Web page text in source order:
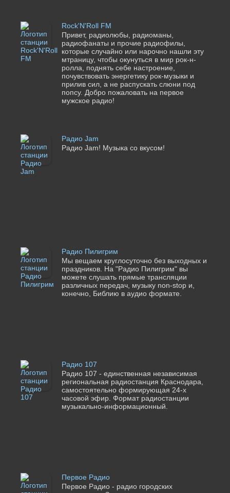
Rock'N'Roll FM
Привет, радиолюбы, радиоманы,
радиофанаты и прочие радиофилы,
которые случайно или нарочно нашли эту
мтраницу, чтобы окунуться в мир рок-н-
ролла, поднять себе настроение,
почувствовать энергетику рок-музыки и
прилив сил, а не распускать слюни под
попсу. Добро пожаловать на первое
мужское радио!
Радио Jam
Радио Jam! Музыка со вкусом!
Радио Пилигрим
Мы вещаем круглосуточно без выходных и
праздников. На "Радио Пилигрим" вы
можете слушать прямые трансляции
различных передач, музыку non-stop и,
конечно, Библию в аудио формате.
Радио 107
Радио 107 - единственная независимая
региональная радиостанция Краснодара,
самостоятельно формирующая 24-х
часовой эфир. Формат радиостанции
музыкально-информационный.
Первое Радио
Первое Радио - радио городских